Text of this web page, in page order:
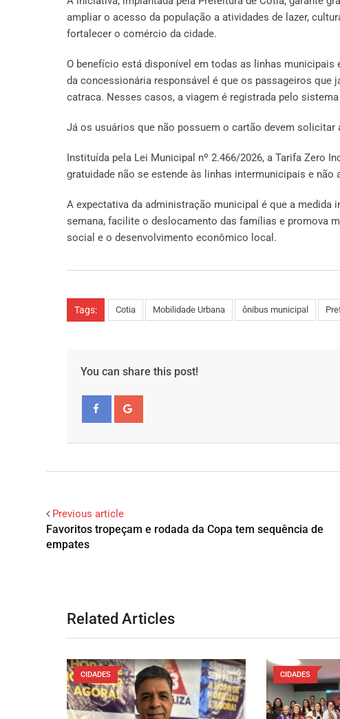
ampliar o acesso da população a atividades de lazer,
fortalecer o comércio da cidade.
O benefício está disponível em todas as linhas
da concessionária responsável é que os passageiros que
catraca. Nesses casos, a viagem é registrada pelo
Já os usuários que não possuem o cartão devem
Instituída pela Lei Municipal nº 2.466/2026, a Tarifa Zero
gratuidade não se estende às linhas intermunicipais e
A expectativa da administração municipal é que a
semana, facilite o deslocamento das famílias e promova
social e o desenvolvimento econômico local.
Tags: Cotia Mobilidade Urbana ônibus municipal
You can share this post!
Previous article
Favoritos tropeçam e rodada da Copa tem sequência de
empates
Related Articles
CIDADES CIDADES